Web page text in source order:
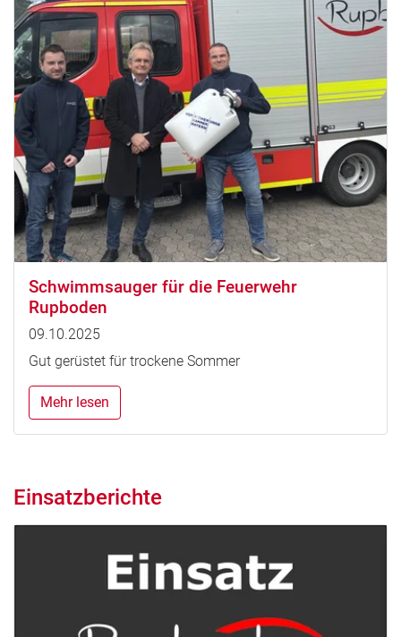
Schwimmsauger für die Feuerwehr
Rupboden
09.10.2025
Gut gerüstet für trockene Sommer
Mehr lesen
Einsatzberichte